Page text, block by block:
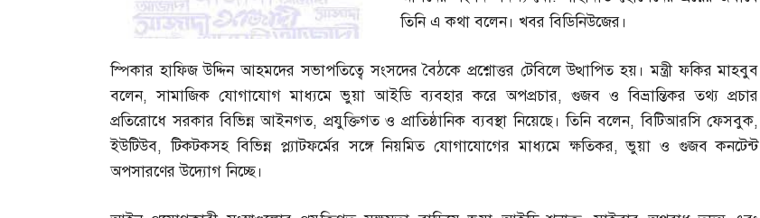
তিনি এ কথা বলেন। খবর বিডিনিউজের।
স্পিকার হাফিজ উদ্দিন আহমদের সভাপতিত্বে সংসদের বৈঠকে প্রশ্নোত্তর টেবিলে উত্থাপিত হয়। মন্ত্রী ফকির মাহবুব
বলেন,সামাজিক যোগাযোগ মাধ্যমে ভুয়া আইডি ব্যবহার করে অপপ্রচার,গুজব ও বিভ্রান্তিকর তথ্য প্রচার
প্রতিরোধে সরকার বিভিন্ন আইনগত, প্রযুক্তিগত ও প্রাতিষ্ঠানিক ব্যবস্থা নিয়েছে। তিনি বলেন,বিটিআরসি ফেসবুক,
ইউটিউব,টিকটকসহ বিভিন্ন প্ল্যাটফর্মের সঙ্গে নিয়মিত যোগাযোগের মাধ্যমে ক্ষতিকর,ভুয়া ও গুজব কনটেন্ট
অপসারণের উদ্যোগ নিচ্ছে।